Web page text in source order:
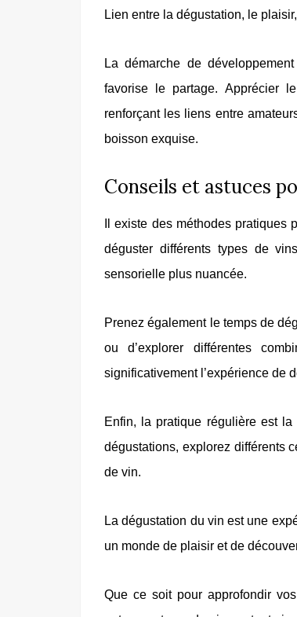
Lien entre la dégustation, le
La démarche de
favorise le partage. Apprécier
renforçant les liens entre
boisson exquise.
Conseils et astuces
Il existe des méthodes
déguster différents types de
sensorielle plus nuancée.
Prenez également le temps de
ou d’explorer différentes
significativement l’expérience de
Enfin, la pratique régulière est
dégustations, explorez différents
de vin.
La dégustation du vin est une
un monde de plaisir et de
Que ce soit pour approfondir